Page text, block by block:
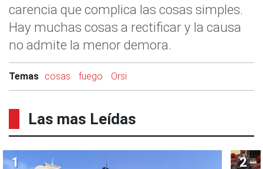
carencia que complica las cosas simples.
Hay muchas cosas a rectificar y la causa
no admite la menor demora.
Temas cosas fuego Orsi
Las mas Leídas